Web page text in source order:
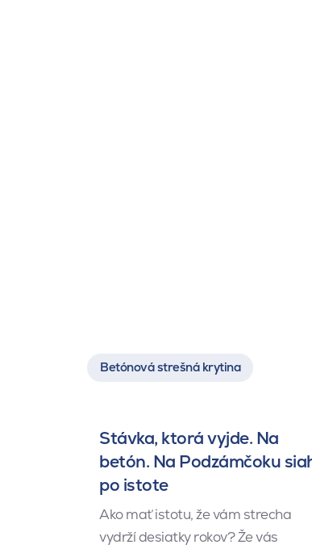
Betónová strešná krytina
Stávka, ktorá vyjde. Na
betón. Na Podzámčoku
po istote
Ako mať istotu, že vám strecha
vydrží desiatky rokov? Že vás